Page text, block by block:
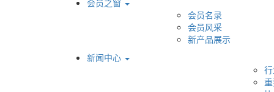
会员之窗
会员名录
会员风采
新产品展示
新闻中心